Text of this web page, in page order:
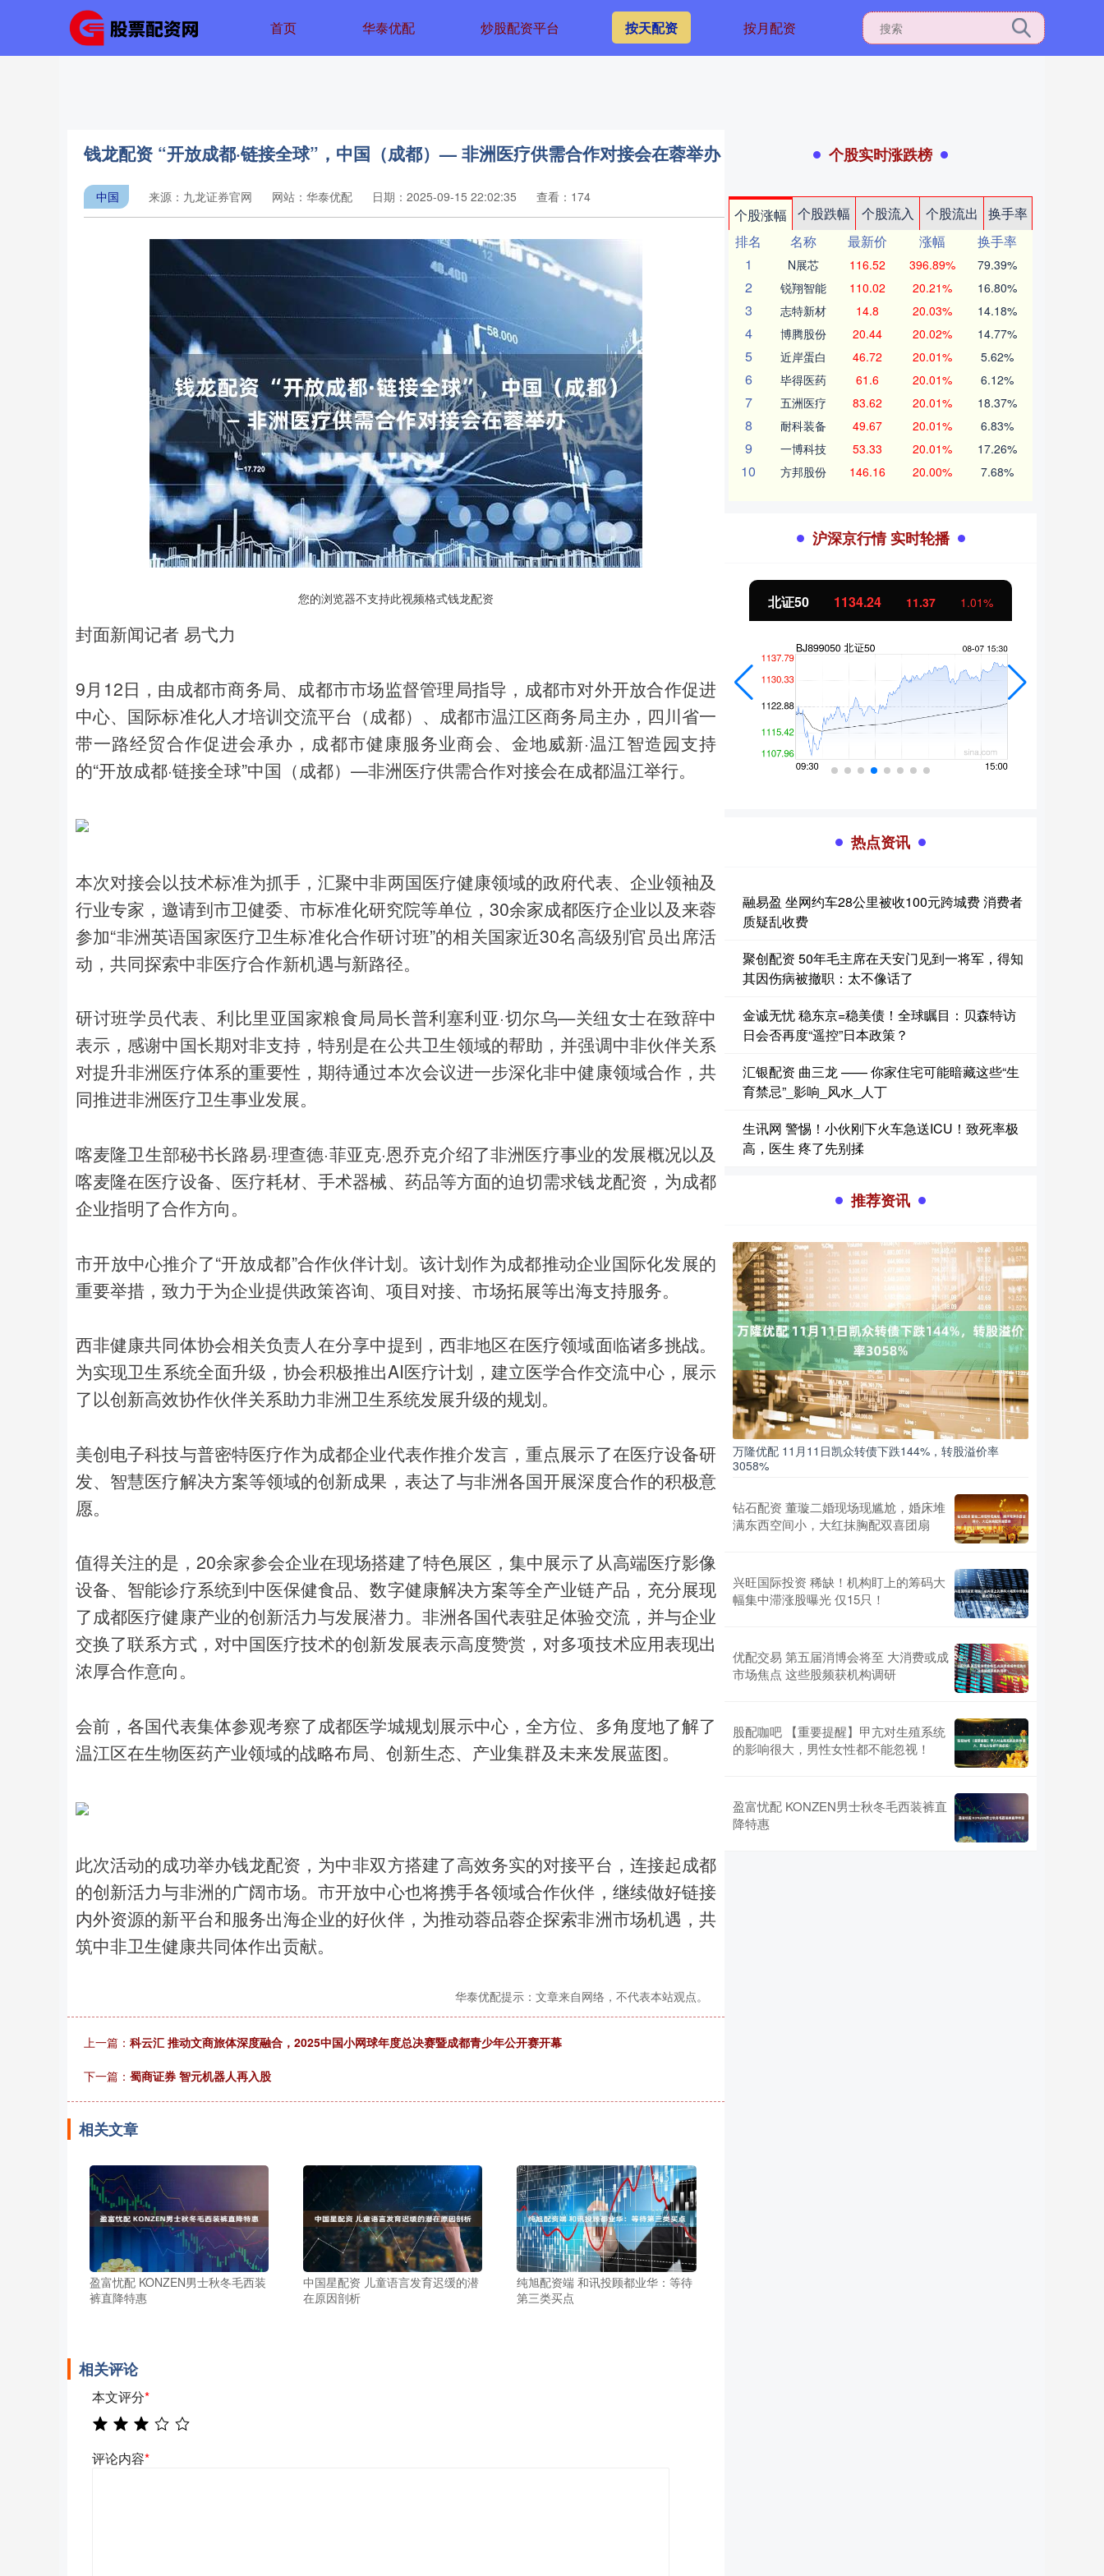
首页 华泰优配 炒股配资平台 按天配资 按月配资
钱龙配资 “开放成都·链接全球”，中国（成都）— 非洲医疗供需合作对接会在蓉举办
中国 来源：九龙证券官网 网站：华泰优配 日期：2025-09-15 22:02:35 查看：174
您的浏览器不支持此视频格式钱龙配资
封面新闻记者 易弋力
9月12日，由成都市商务局、成都市市场监督管理局指导，成都市对外开放合作促进
中心、国际标准化人才培训交流平台（成都）、成都市温江区商务局主办，四川省一
带一路经贸合作促进会承办，成都市健康服务业商会、金地威新·温江智造园支持
的“开放成都·链接全球”中国（成都）—非洲医疗供需合作对接会在成都温江举行。
本次对接会以技术标准为抓手，汇聚中非两国医疗健康领域的政府代表、企业领袖及
行业专家，邀请到市卫健委、市标准化研究院等单位，30余家成都医疗企业以及来蓉
参加“非洲英语国家医疗卫生标准化合作研讨班”的相关国家近30名高级别官员出席活
动，共同探索中非医疗合作新机遇与新路径。
研讨班学员代表、利比里亚国家粮食局局长普利塞利亚·切尔乌—关纽女士在致辞中
表示，感谢中国长期对非支持，特别是在公共卫生领域的帮助，并强调中非伙伴关系
对提升非洲医疗体系的重要性，期待通过本次会议进一步深化非中健康领域合作，共
同推进非洲医疗卫生事业发展。
喀麦隆卫生部秘书长路易·理查德·菲亚克·恩乔克介绍了非洲医疗事业的发展概况以及
喀麦隆在医疗设备、医疗耗材、手术器械、药品等方面的迫切需求钱龙配资，为成都
企业指明了合作方向。
市开放中心推介了“开放成都”合作伙伴计划。该计划作为成都推动企业国际化发展的
重要举措，致力于为企业提供政策咨询、项目对接、市场拓展等出海支持服务。
西非健康共同体协会相关负责人在分享中提到，西非地区在医疗领域面临诸多挑战。
为实现卫生系统全面升级，协会积极推出AI医疗计划，建立医学合作交流中心，展示
了以创新高效协作伙伴关系助力非洲卫生系统发展升级的规划。
美创电子科技与普密特医疗作为成都企业代表作推介发言，重点展示了在医疗设备研
发、智慧医疗解决方案等领域的创新成果，表达了与非洲各国开展深度合作的积极意
愿。
值得关注的是，20余家参会企业在现场搭建了特色展区，集中展示了从高端医疗影像
设备、智能诊疗系统到中医保健食品、数字健康解决方案等全产业链产品，充分展现
了成都医疗健康产业的创新活力与发展潜力。非洲各国代表驻足体验交流，并与企业
交换了联系方式，对中国医疗技术的创新发展表示高度赞赏，对多项技术应用表现出
浓厚合作意向。
会前，各国代表集体参观考察了成都医学城规划展示中心，全方位、多角度地了解了
温江区在生物医药产业领域的战略布局、创新生态、产业集群及未来发展蓝图。
此次活动的成功举办钱龙配资，为中非双方搭建了高效务实的对接平台，连接起成都
的创新活力与非洲的广阔市场。市开放中心也将携手各领域合作伙伴，继续做好链接
内外资源的新平台和服务出海企业的好伙伴，为推动蓉品蓉企探索非洲市场机遇，共
筑中非卫生健康共同体作出贡献。
华泰优配提示：文章来自网络，不代表本站观点。
上一篇： 科云汇 推动文商旅体深度融合，2025中国小网球年度总决赛暨成都青少年公开赛开幕
下一篇： 蜀商证券 智元机器人再入股
相关文章
盈富忧配 KONZEN男士秋冬毛西装
裤直降特惠
中国星配资 儿童语言发育迟缓的潜
在原因剖析
纯旭配资端 和讯投顾都业华：等待
第三类买点
相关评论
本文评分*
评论内容*
个股实时涨跌榜
个股涨幅 个股跌幅 个股流入 个股流出
换手率
排名
名称 最新价 涨幅
换手率
1
N展芯 116.52 396.89% 79.39%
2 锐翔智能 110.02 20.21% 16.80%
3 志特新材 14.8 20.03% 14.18%
4 博腾股份 20.44 20.02% 14.77%
5 近岸蛋白 46.72 20.01% 5.62%
6 毕得医药 61.6 20.01% 6.12%
7 五洲医疗 83.62 20.01% 18.37%
8 耐科装备 49.67 20.01% 6.83%
9 一博科技 53.33 20.01% 17.26%
10 方邦股份 146.16 20.00% 7.68%
沪深京行情 实时轮播
200.89 1.42% 沪深300 北证50 1134.24 11.37 1.01%
热点资讯
融易盈 坐网约车28公里被收100元跨城费 消费者
质疑乱收费
聚创配资 50年毛主席在天安门见到一将军，得知
其因伤病被撤职：太不像话了
金诚无忧 稳东京=稳美债！全球瞩目：贝森特访
日会否再度“遥控”日本政策？
汇银配资 曲三龙 —— 你家住宅可能暗藏这些“生
育禁忌”_影响_风水_人丁
生讯网 警惕！小伙刚下火车急送ICU！致死率极
高，医生 疼了先别揉
推荐资讯
万隆优配 11月11日凯众转债下跌144%，转股溢价率
3058%
钻石配资 董璇二婚现场现尴尬，婚床堆
满东西空间小，大红抹胸配双喜团扇
兴旺国际投资 稀缺！机构盯上的筹码大
幅集中滞涨股曝光 仅15只！
优配交易 第五届消博会将至 大消费或成
市场焦点 这些股频获机构调研
股配咖吧 【重要提醒】甲亢对生殖系统
的影响很大，男性女性都不能忽视！
盈富忧配 KONZEN男士秋冬毛西装裤直
降特惠